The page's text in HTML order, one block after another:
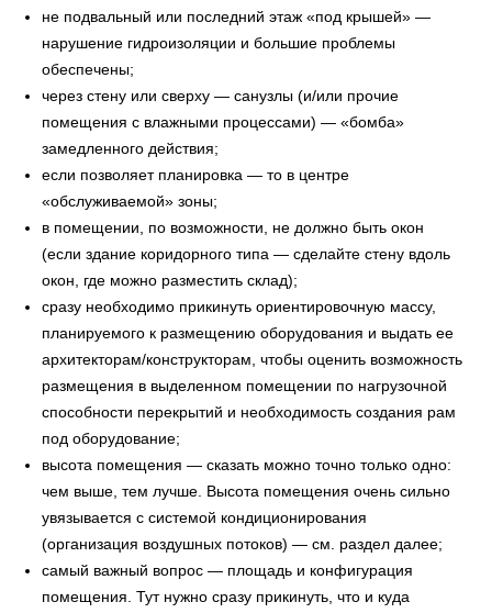
не подвальный или последний этаж «под крышей» —
нарушение гидроизоляции и большие проблемы
обеспечены;
через стену или сверху — санузлы (и/или прочие
помещения с влажными процессами) — «бомба»
замедленного действия;
если позволяет планировка — то в центре
«обслуживаемой» зоны;
в помещении, по возможности, не должно быть окон
(если здание коридорного типа — сделайте стену вдоль
окон, где можно разместить склад);
сразу необходимо прикинуть ориентировочную массу,
планируемого к размещению оборудования и выдать ее
архитекторам/конструкторам, чтобы оценить возможность
размещения в выделенном помещении по нагрузочной
способности перекрытий и необходимость создания рам
под оборудование;
высота помещения — сказать можно точно только одно:
чем выше, тем лучше. Высота помещения очень сильно
увязывается с системой кондиционирования
(организация воздушных потоков) — см. раздел далее;
самый важный вопрос — площадь и конфигурация
помещения. Тут нужно сразу прикинуть, что и куда